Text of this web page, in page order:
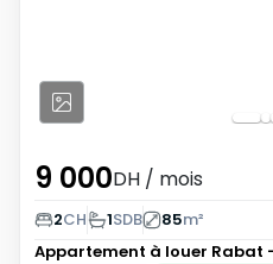
9 000DH / mois
2CH 1SDB 85m²
Appartement à louer Rabat